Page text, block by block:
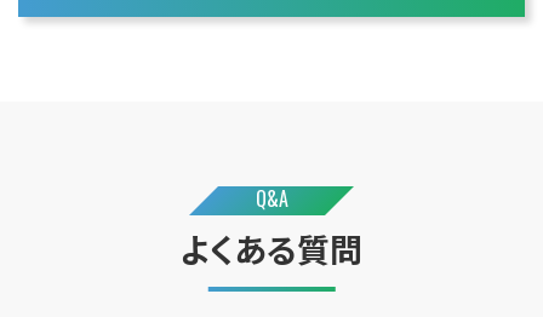
Q&A
よくある質問